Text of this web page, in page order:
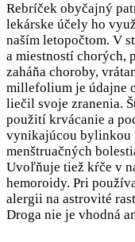
Rebríček obyčajný
lekárske účely ho
naším letopočtom. V
a miestností chorých,
zaháňa choroby,
millefolium je údajne
liečil svoje zranenia.
použití krvácanie a
vynikajúcou bylinkou
menštruačných
Uvoľňuje tiež kŕče v
hemoroidy. Pri
alergii na astrovité
Droga nie je vhodná